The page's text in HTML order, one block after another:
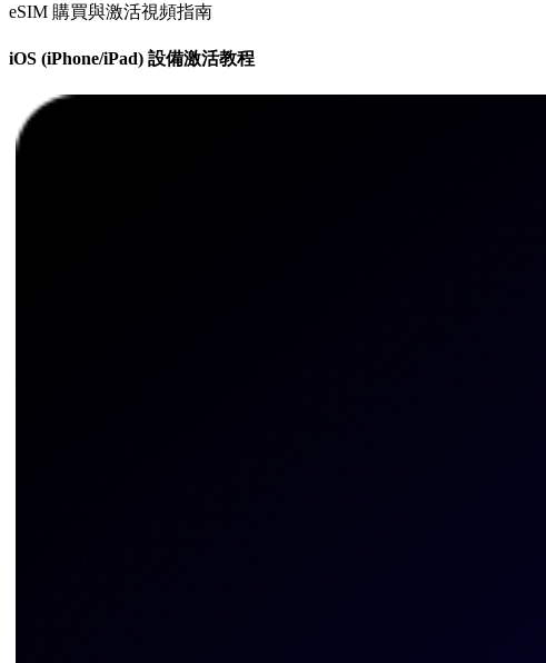
eSIM 購買與激活視頻指南
iOS (iPhone/iPad) 設備激活教程